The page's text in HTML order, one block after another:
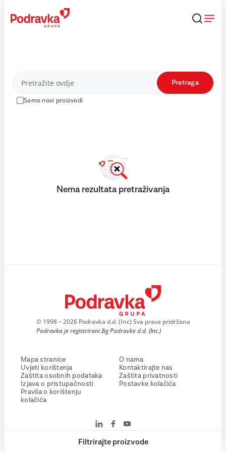
content
Proizvodi
Samo novi proizvodi
Pretraga
Filtrirajte proizvode
Nema rezultata pretraživanja
© 1998 – 2026 Podravka d.d. (Inc) Sva prava pridržana
Podravka je registrirani žig Podravke d.d. (Inc.)
Mapa stranice
Uvjeti korištenja
Zaštita osobnih podataka
Izjava o pristupačnosti
Pravila o korištenju
kolačića
O nama
Kontaktirajte nas
Zaštita privatnosti
Postavke kolačića